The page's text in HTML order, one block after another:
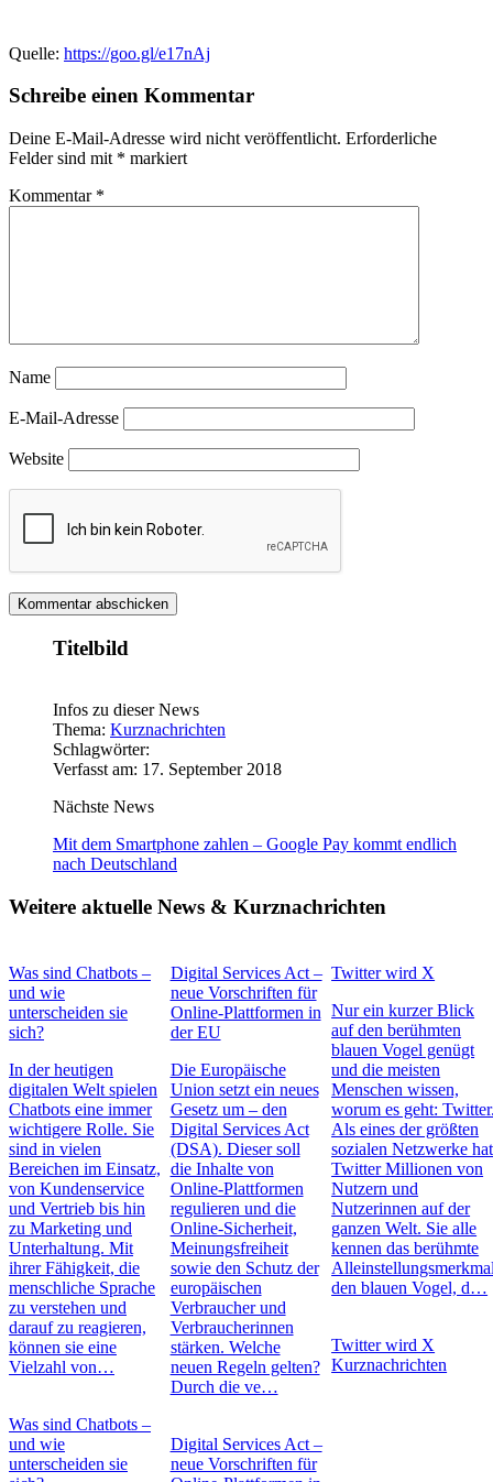
Quelle: https://goo.gl/e17nAj
Schreibe einen Kommentar
Deine E-Mail-Adresse wird nicht veröffentlicht. Erforderliche
Felder sind mit * markiert
Kommentar *
Name
E-Mail-Adresse
Website
Titelbild
Infos zu dieser News
Thema: Kurznachrichten
Schlagwörter:
Verfasst am: 17. September 2018
Nächste News
Mit dem Smartphone zahlen – Google Pay kommt endlich
nach Deutschland
Weitere aktuelle News & Kurznachrichten
Was sind Chatbots –
und wie
unterscheiden sie
sich?
In der heutigen
digitalen Welt spielen
Chatbots eine immer
wichtigere Rolle. Sie
sind in vielen
Bereichen im Einsatz,
von Kundenservice
und Vertrieb bis hin
zu Marketing und
Unterhaltung. Mit
ihrer Fähigkeit, die
menschliche Sprache
zu verstehen und
darauf zu reagieren,
können sie eine
Vielzahl von…
Was sind Chatbots –
und wie
unterscheiden sie
Digital Services Act –
neue Vorschriften für
Online-Plattformen in
der EU
Die Europäische
Union setzt ein neues
Gesetz um – den
Digital Services Act
(DSA). Dieser soll
die Inhalte von
Online-Plattformen
regulieren und die
Online-Sicherheit,
Meinungsfreiheit
sowie den Schutz der
europäischen
Verbraucher und
Verbraucherinnen
stärken. Welche
neuen Regeln gelten?
Durch die ve…
Digital Services Act –
neue Vorschriften für
Twitter wird X
Nur ein kurzer Blick
auf den berühmten
blauen Vogel genügt
und die meisten
Menschen wissen,
worum es geht:
Als eines der größten
sozialen Netzwerke hat
Twitter Millionen von
Nutzern und
Nutzerinnen auf der
ganzen Welt. Sie alle
kennen das berühmte
den blauen Vogel, d…
Twitter wird X
Kurznachrichten